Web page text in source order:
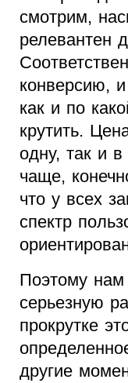
смотрим,
релевантен
конверсию,
как и по
крутить.
одну, так и
чаще,
что у всех
спектр
Поэтому нам
серьезную
прокрутке
другие